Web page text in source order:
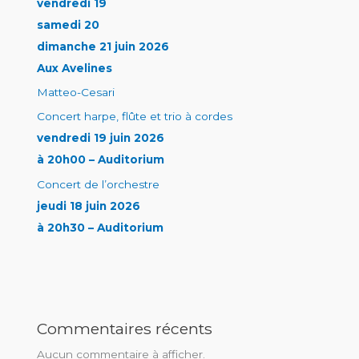
vendredi 19
samedi 20
dimanche 21 juin 2026
Aux Avelines
Matteo-Cesari
Concert harpe, flûte et trio à cordes
vendredi 19 juin 2026
à 20h00 – Auditorium
Concert de l’orchestre
jeudi 18 juin 2026
à 20h30 – Auditorium
Commentaires récents
Aucun commentaire à afficher.